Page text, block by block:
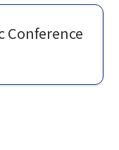
Conference